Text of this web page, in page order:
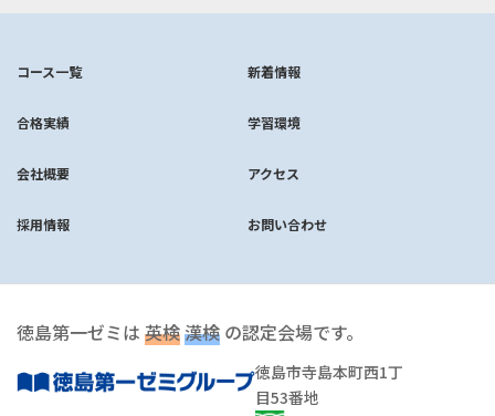
コース一覧 新着情報
合格実績 学習環境
会社概要 アクセス
採用情報 お問い合わせ
徳島第一ゼミは 英検漢検 の認定会場です。
徳島市寺島本町西1丁
目53番地